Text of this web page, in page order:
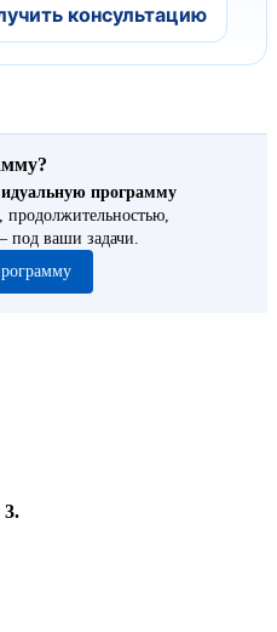
консультацию
программу
ваши задачи.
3.